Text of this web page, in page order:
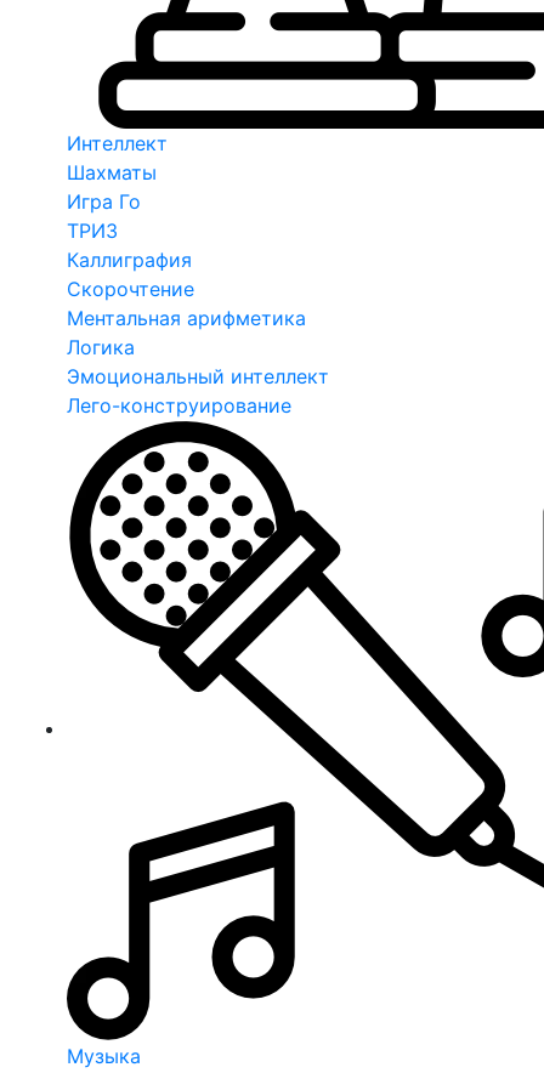
Интеллект
Шахматы
Игра Го
ТРИЗ
Каллиграфия
Скорочтение
Ментальная арифметика
Логика
Эмоциональный интеллект
Лего-конструирование
Музыка